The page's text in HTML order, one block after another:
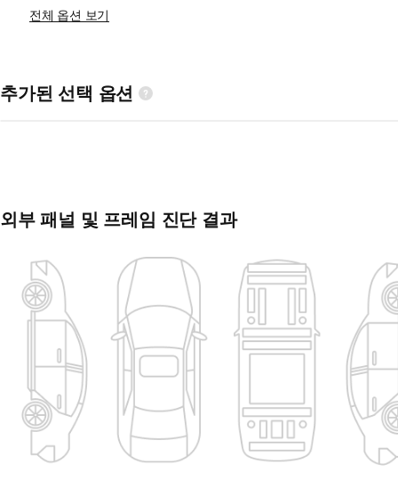
전체 옵션 보기
추가된 선택 옵션
외부 패널 및 프레임 진단 결과